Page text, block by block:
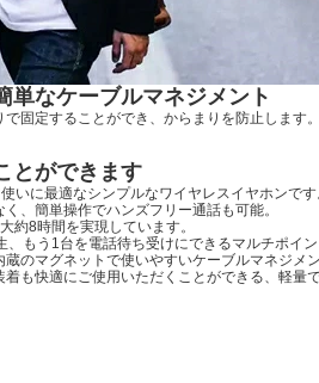
単なケーブルマネジメント
固定することができ、からまりを防止します
とができます
いに最適なシンプルなワイヤレスイヤホンで
、簡単操作でハンズフリー通話も可能。
約8時間を実現しています。
、もう1台を電話待ち受けにできるマルチポイ
のマグネットで使いやすいケーブルマネジメ
も快適にご使用いただくことができる、軽量